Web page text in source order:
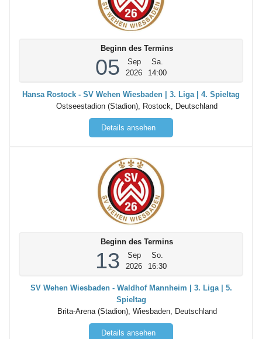
Beginn des Termins
05
Sep
2026
Sa.
14:00
Hansa Rostock - SV Wehen Wiesbaden | 3. Liga | 4. Spieltag
Ostseestadion (Stadion), Rostock, Deutschland
Details ansehen
Beginn des Termins
13
Sep
2026
So.
16:30
SV Wehen Wiesbaden - Waldhof Mannheim | 3. Liga | 5.
Spieltag
Brita-Arena (Stadion), Wiesbaden, Deutschland
Details ansehen